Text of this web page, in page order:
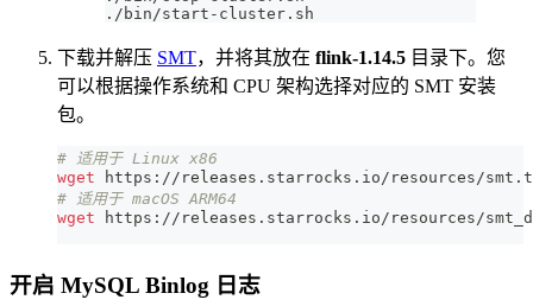
./bin/start-cluster.sh
下载并解压 SMT，并将其放在 flink-1.14.5 目录下。您
可以根据操作系统和 CPU 架构选择对应的 SMT 安装
包。
# 适用于 Linux x86
wget https://releases.starrocks.io/resources/
# 适用于 macOS ARM64
wget https://releases.starrocks.io/resources/
开启 MySQL Binlog 日志